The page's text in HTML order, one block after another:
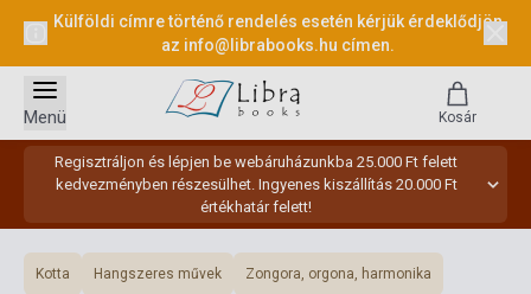
Külföldi címre történő rendelés esetén kérjük érdeklődjön
az info@librabooks.hu címen.
Regisztráljon és lépjen be webáruházunkba 25.000 Ft felett
kedvezményben részesülhet. Ingyenes kiszállítás 20.000 Ft
értékhatár felett!
Menü Kosár
Kotta Hangszeres művek Zongora, orgona, harmonika